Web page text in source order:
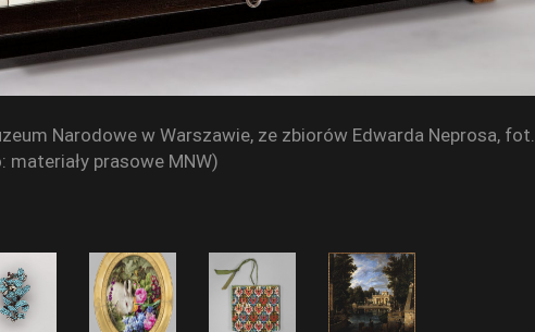
Narodowe w Warszawie, ze zbiorów Edwarda Neprosa, fot.
materiały prasowe MNW)